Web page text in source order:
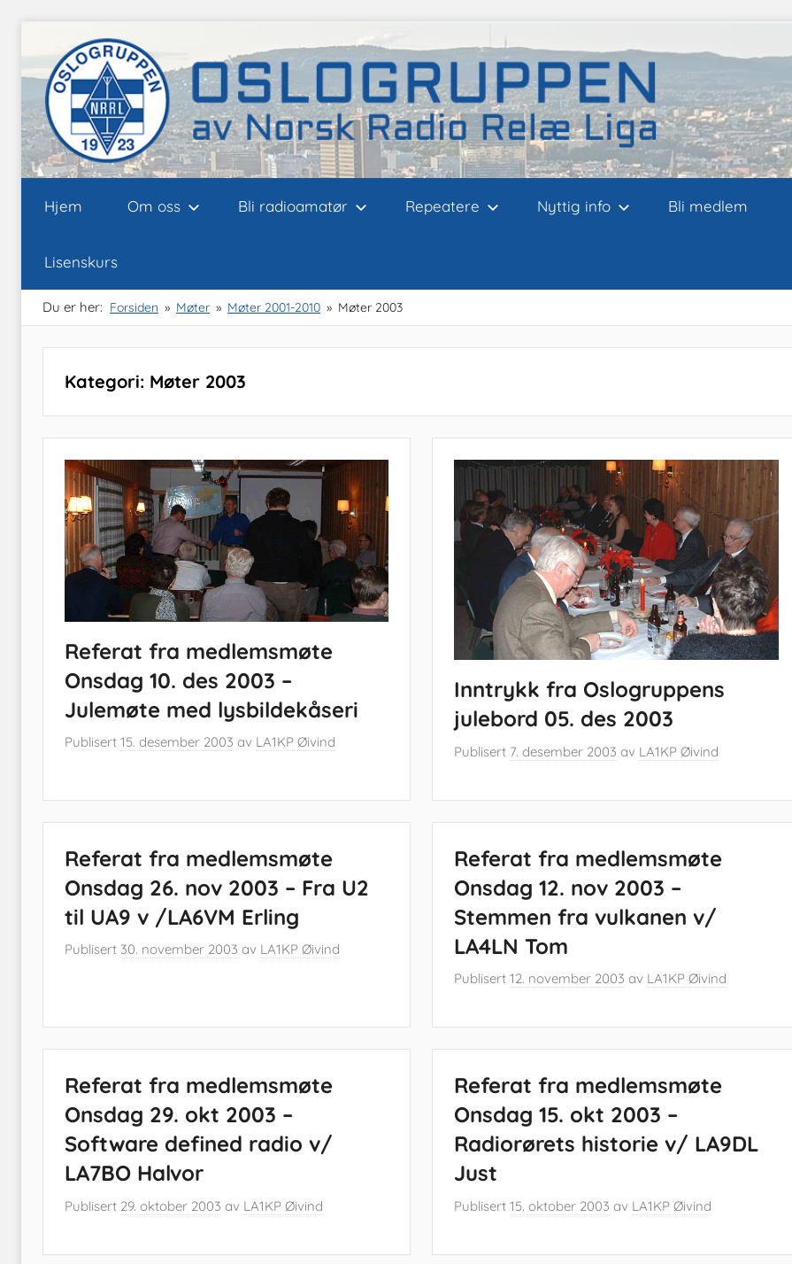
to
content
Oslogruppen
av
NRRL
Hjem Om oss Bli radioamatør Repeatere Nyttig info Bli medlem
Lisenskurs
Du er her: Forsiden Møter Møter 2001-2010 Møter 2003
Kategori: Møter 2003
Referat fra medlemsmøte
Onsdag 10. des 2003 –
Julemøte med lysbildekåseri
Publisert 15. desember 2003 av LA1KP Øivind
Inntrykk fra Oslogruppens
julebord 05. des 2003
Publisert 7. desember 2003 av LA1KP Øivind
Referat fra medlemsmøte
Onsdag 26. nov 2003 – Fra U2
til UA9 v /LA6VM Erling
Publisert 30. november 2003 av LA1KP Øivind
Referat fra medlemsmøte
Onsdag 12. nov 2003 –
Stemmen fra vulkanen v/
LA4LN Tom
Publisert12. november 2003 av LA1KP Øivind
Referat fra medlemsmøte
Onsdag 29. okt 2003 –
Software defined radio v/
LA7BO Halvor
Publisert 29. oktober 2003 av LA1KP Øivind
Referat fra medlemsmøte
Onsdag 15. okt 2003 –
Radiorørets historie v/ LA9DL
Just
Publisert15. oktober 2003 av LA1KP Øivind